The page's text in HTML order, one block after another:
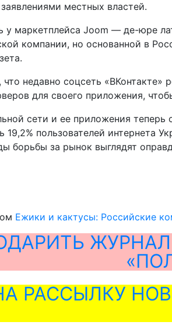
местных властей.
у маркетплейса Joom — де-юре
компании, но основанной в
недавно соцсеть
для своего приложения,
сети и ее приложения
19,2% пользователей
борьбы за рынок выглядят
Ежики и кактусы: Российские
РАССЫЛКУ